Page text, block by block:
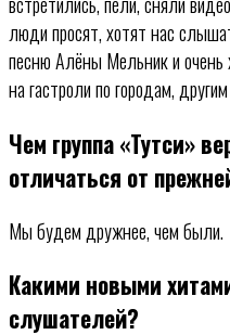
люди просят, хотят нас
песню Алёны Мельник и очень
на гастроли по городам,
Чем группа «Тутси»
отличаться от
Мы будем дружнее, чем были.
Какими новыми
слушателей?